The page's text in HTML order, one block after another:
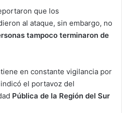
que los
al ataque, sin embargo, no
tampoco terminaron de
en constante vigilancia por
el portavoz del
Pública de la Región del Sur